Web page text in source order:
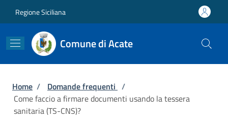
Regione Siciliana
Comune di Acate
Briciole di pane
Home / Domande frequenti /
Come faccio a firmare documenti usando la tessera
sanitaria (TS-CNS)?